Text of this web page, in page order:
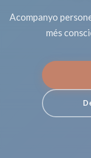
Acompanyo
més